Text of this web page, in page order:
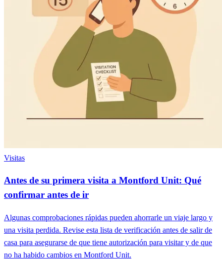
Visitas
Antes de su primera visita a Montford Unit: Qué
confirmar antes de ir
Algunas comprobaciones rápidas pueden ahorrarle un viaje largo y
una visita perdida. Revise esta lista de verificación antes de salir de
casa para asegurarse de que tiene autorización para visitar y de que
no ha habido cambios en Montford Unit.